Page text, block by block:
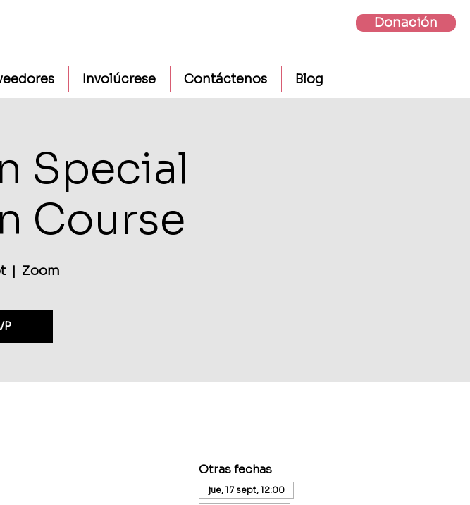
Donación
Involúcrese Contáctenos Blog
Special
Course
  |
Zoom
Otras fechas
jue, 17 sept, 12:00